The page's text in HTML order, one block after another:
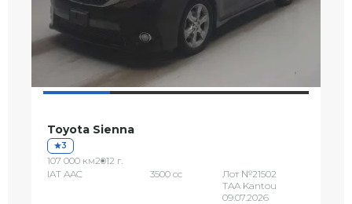
Toyota Sienna
3
107 000 км2012 г.
IAT AAC
3500 сс
Лот №21502
TAA Kantou
09.07.2026